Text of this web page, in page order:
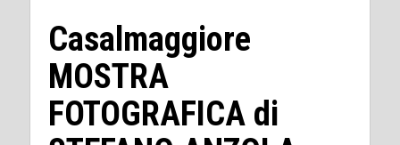
Casalmaggiore
MOSTRA
FOTOGRAFICA di